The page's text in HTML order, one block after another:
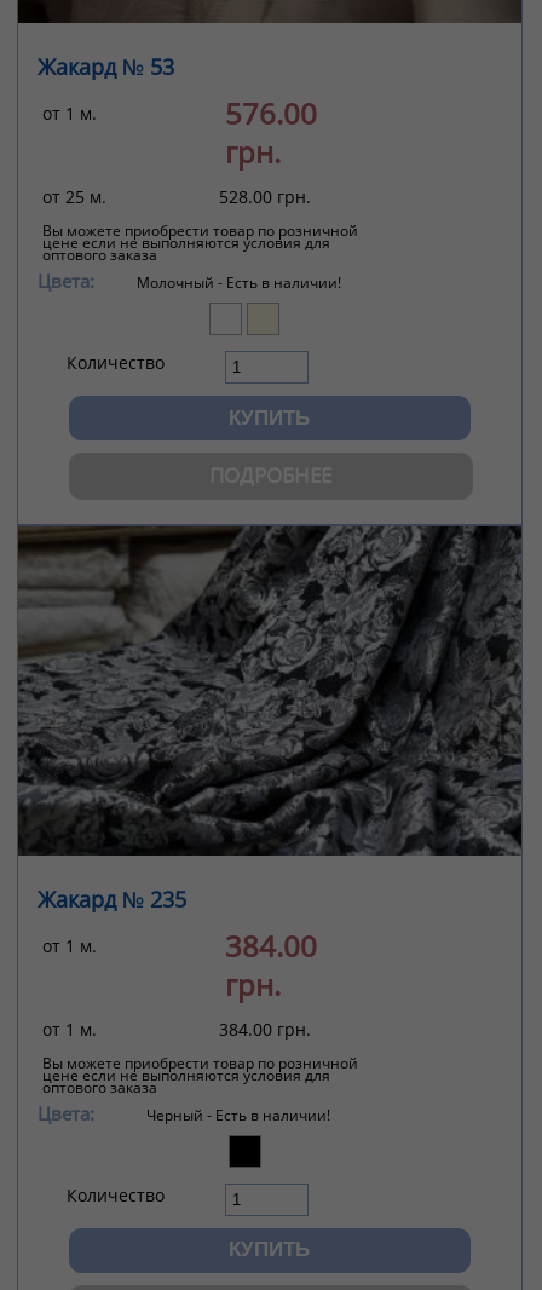
Жакард № 53
от 1 м.
576.00
грн.
от 25 м. 528.00 грн.
Вы можете приобрести товар по розничной
цене если не выполняются условия для
оптового заказа
Цвета: Молочный - Есть в наличии!
Количество
Жакард № 235
от 1 м.
384.00
грн.
от 1 м. 384.00 грн.
Вы можете приобрести товар по розничной
цене если не выполняются условия для
оптового заказа
Цвета: Черный - Есть в наличии!
Количество